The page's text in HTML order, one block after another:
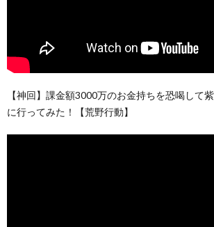
【神回】課金額3000万のお金持ちを恐喝して
に行ってみた！【荒野行動】